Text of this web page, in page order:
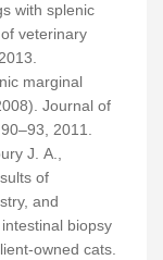
with splenic
veterinary
marginal
Journal of
2011.
J. A.,
of
and
biopsy
owned cats.